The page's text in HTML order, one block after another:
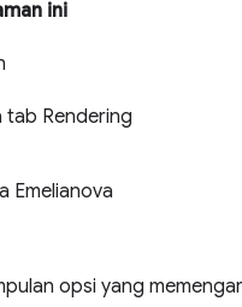
ini
tab Rendering
Emelianova
opsi yang